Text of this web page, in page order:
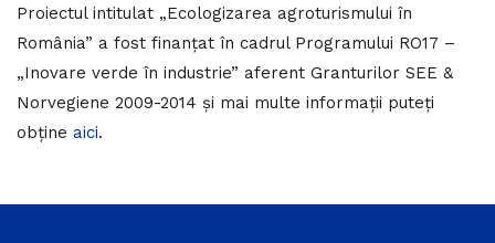
Proiectul intitulat „Ecologizarea agroturismului în
România” a fost finanțat în cadrul Programului RO17 –
„Inovare verde în industrie” aferent Granturilor SEE &
Norvegiene 2009-2014 și mai multe informații puteți
obține aici.